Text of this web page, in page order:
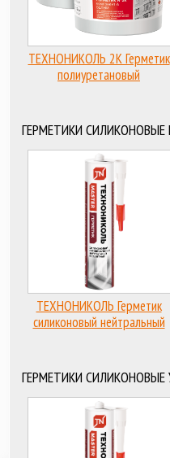
ТЕХНОНИКОЛЬ 2К Герметик
полиуретановый
ГЕРМЕТИКИ СИЛИКОНОВЫЕ
ТЕХНОНИКОЛЬ Герметик
силиконовый нейтральный
ГЕРМЕТИКИ СИЛИКОНОВЫЕ